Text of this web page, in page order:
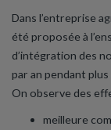
Dans l’entreprise
été proposée à
d’intégration des
par an pendant plus
On observe des
meilleure